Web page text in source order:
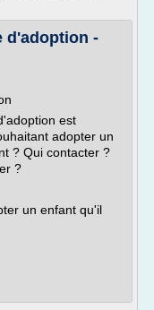
d'adoption -
est
adopter un
? Qui contacter ?
?
un enfant qu'il